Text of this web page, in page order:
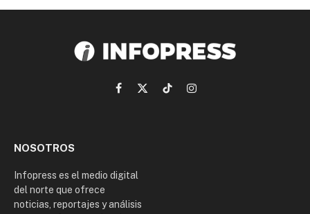
Facebook
X
TikTokInstagram
NOSOTROS
Infopress es el medio digital
del norte que ofrece
noticias, reportajes y análisis